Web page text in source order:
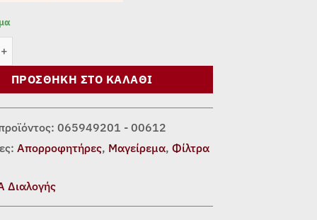
ΠΡΟΣΘΉΚΗ ΣΤΟ ΚΑΛΆΘΙ
065949201 - 00612
Απορροφητήρες, Μαγείρεμα,Φίλτρα
Διαλογής